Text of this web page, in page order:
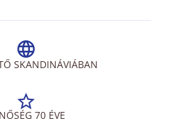
SKANDINÁVIÁBAN
70 ÉVE